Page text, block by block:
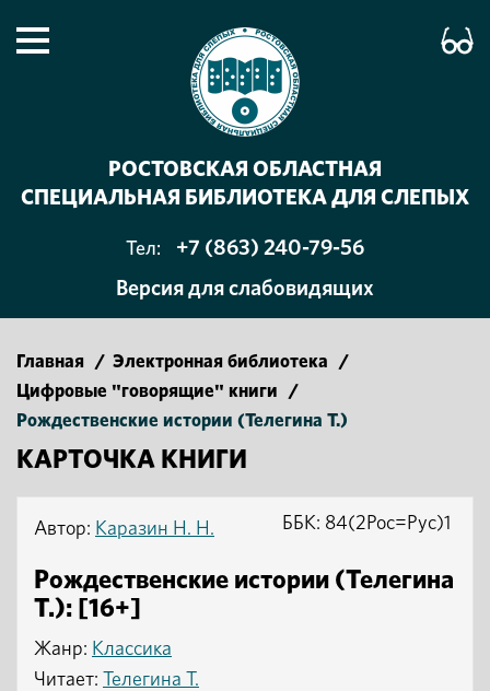
РОСТОВСКАЯ ОБЛАСТНАЯ
СПЕЦИАЛЬНАЯ БИБЛИОТЕКА ДЛЯ СЛЕПЫХ
Тел:
+7 (863) 240-79-56
Версия для слабовидящих
Главная / Электронная библиотека
/
Цифровые "говорящие" книги
/
Рождественские истории (Телегина Т.)
КАРТОЧКА КНИГИ
Автор: Каразин Н. Н.
Рождественские истории (Телегина
Т.): [16+]
Жанр: Классика
Читает: Телегина Т.
ББК: 84(2Рос=Рус)1